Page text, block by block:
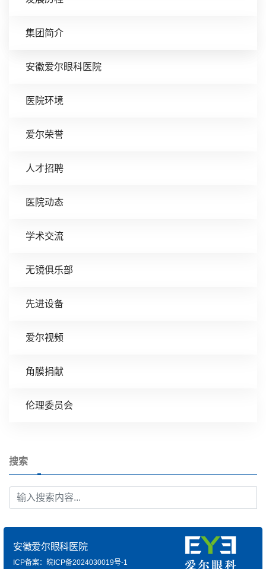
集团简介
安徽爱尔眼科医院
医院环境
爱尔荣誉
人才招聘
医院动态
学术交流
无镜俱乐部
先进设备
爱尔视频
角膜捐献
伦理委员会
搜索
安徽爱尔眼科医院
ICP备案：皖ICP备2024030019号-1